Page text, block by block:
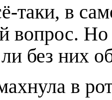
таки, в
вопрос.
без них
в